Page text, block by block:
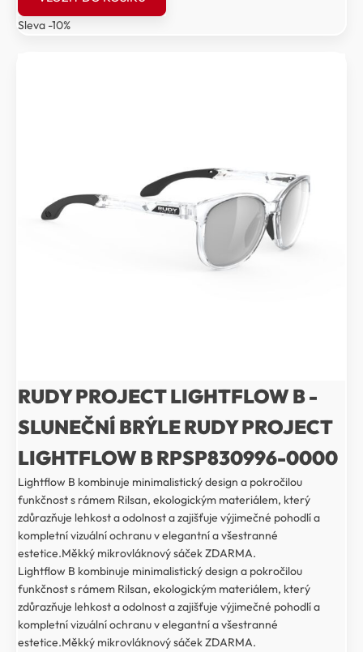
byla:
4
4
Sleva -10%
RUDY PROJECT LIGHTFLOW B -
SLUNEČNÍ BRÝLE RUDY PROJECT
LIGHTFLOW B RPSP830996-0000
Lightflow B kombinuje minimalistický design a pokročilou
funkčnost s rámem Rilsan, ekologickým materiálem, který
zdůrazňuje lehkost a odolnost a zajišťuje výjimečné pohodlí a
kompletní vizuální ochranu v elegantní a všestranné
estetice.Měkký mikrovláknový sáček ZDARMA.
Lightflow B kombinuje minimalistický design a pokročilou
funkčnost s rámem Rilsan, ekologickým materiálem, který
zdůrazňuje lehkost a odolnost a zajišťuje výjimečné pohodlí a
kompletní vizuální ochranu v elegantní a všestranné
estetice.Měkký mikrovláknový sáček ZDARMA.